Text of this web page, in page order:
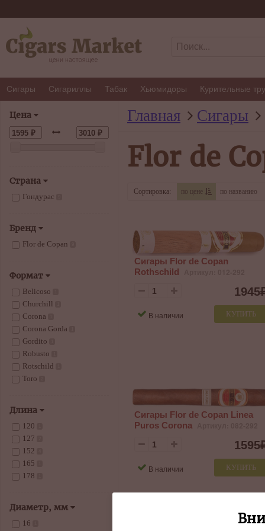
Сигары Сигариллы Табак Хьюмидоры Курительные
Цена
Страна
Гондурас
Бренд
Flor de Copan
Формат
Belicoso
Churchill
Corona
Corona Gorda
Gordito
Robusto
Rotschild
Toro
Длина
120
127
152
165
178
Диаметр, мм
16
Главная Сигары
Flor de
Сортировка: по цене по названию
Сигары Flor de Copan
Rothschild
1945
КУПИТЬ
В наличии
Сигары Flor de Copan Linea
Puros Corona
1595
КУПИТЬ
В наличии